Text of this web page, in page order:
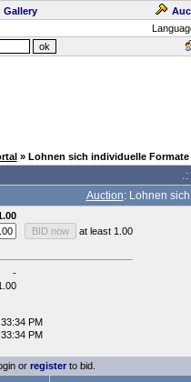
Gallery
» Lohnen sich individuelle
Auction: Lohnen
at least 1.00
-
PM
PM
or registerto bid.